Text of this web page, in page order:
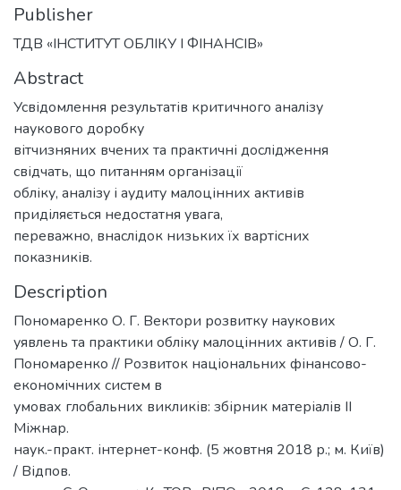
Publisher
ТДВ «ІНСТИТУТ ОБЛІКУ І ФІНАНСІВ»
Abstract
Усвідомлення результатів критичного аналізу
наукового доробку
вітчизняних вчених та практичні дослідження
свідчать, що питанням організації
обліку, аналізу і аудиту малоцінних активів
приділяється недостатня увага,
переважно, внаслідок низьких їх вартісних
показників.
Description
Пономаренко О. Г. Вектори розвитку наукових
уявлень та практики обліку малоцінних активів / О. Г.
Пономаренко // Розвиток національних фінансово-
економічних систем в
умовах глобальних викликів: збірник матеріалів ІІ
Міжнар.
наук.-практ. інтернет-конф. (5 жовтня 2018 р.; м. Київ)
/ Відпов.